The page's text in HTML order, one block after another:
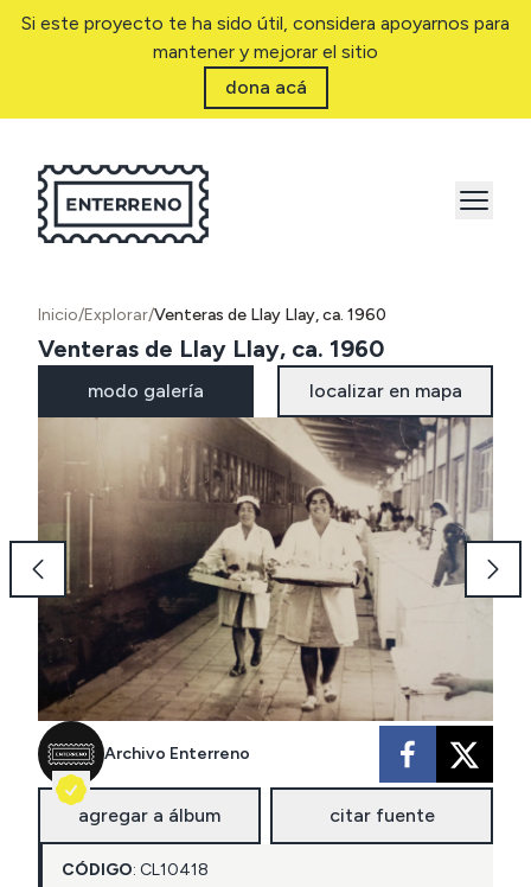
Si este proyecto te ha sido útil, considera apoyarnos para
mantener y mejorar el sitio
dona acá
Inicio/Explorar/Venteras de Llay Llay, ca. 1960
Venteras de Llay Llay, ca. 1960
modo galería localizar en mapa
Archivo Enterreno
agregar a álbum citar fuente
CÓDIGO: CL10418